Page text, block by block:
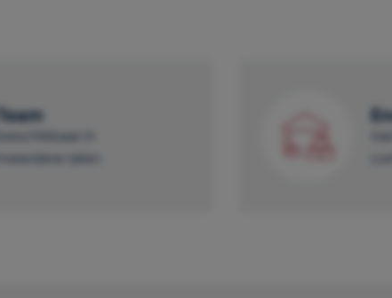
Team
beschikbaar in
meerdere talen